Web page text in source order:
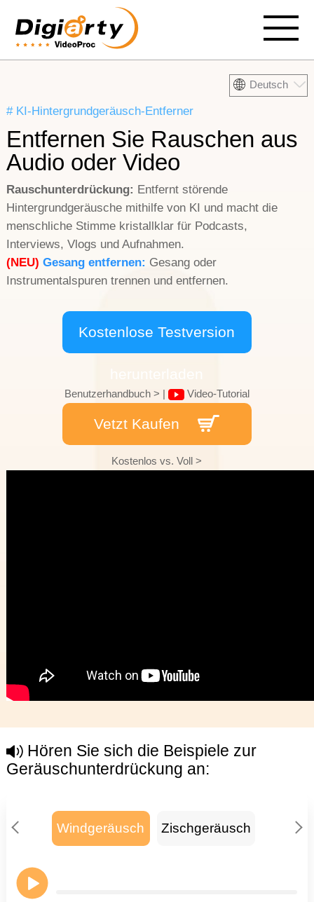
Deutsch
# KI-Hintergrundgeräusch-Entferner
Entfernen Sie Rauschen aus
Audio oder Video
Rauschunterdrückung: Entfernt störende
Hintergrundgeräusche mithilfe von KI und macht die
menschliche Stimme kristallklar für Podcasts,
Interviews, Vlogs und Aufnahmen.
(NEU) Gesang entfernen: Gesang oder
Instrumentalspuren trennen und entfernen.
Kostenlose Testversion
Benutzerhandbuch > | Video-Tutorial
Vetzt Kaufen
Kostenlos vs. Voll >
Hören Sie sich die Beispiele zur
Geräuschunterdrückung an:
Windgeräusch Zischgeräusch